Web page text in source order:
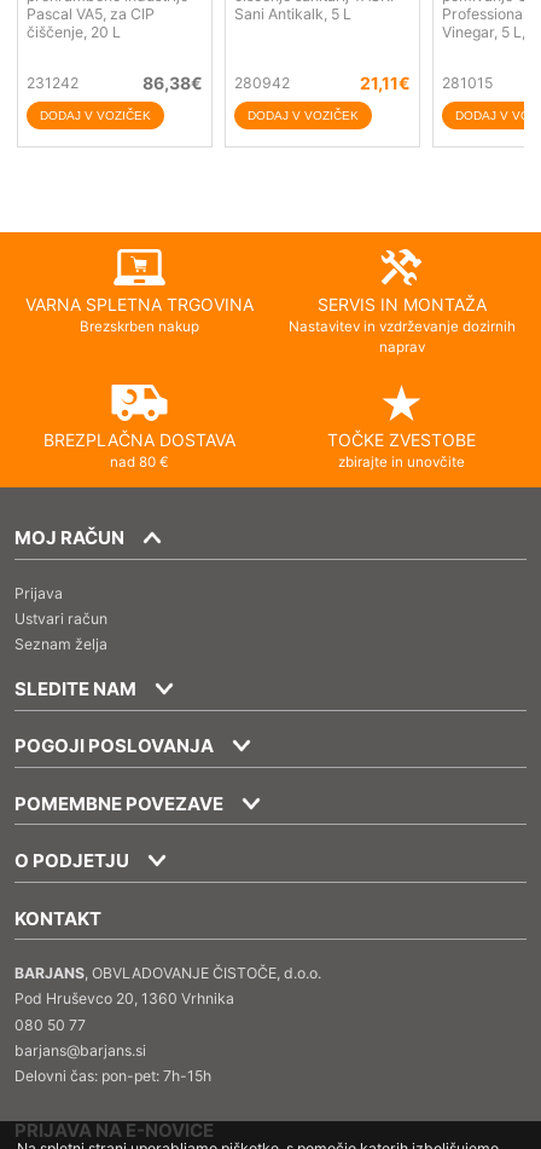
Pascal VA5, za CIP
čiščenje, 20 L
231242 86,38€
Sani Antikalk, 5 L
280942 21,11€
Professional
Vinegar, 5 L,
281015
VARNA SPLETNA TRGOVINA
Brezskrben nakup
SERVIS IN MONTAŽA
Nastavitev in vzdrževanje dozirnih
naprav
BREZPLAČNA DOSTAVA
nad 80 €
TOČKE ZVESTOBE
zbirajte in unovčite
MOJ RAČUN
Prijava
Ustvari račun
Seznam želja
SLEDITE NAM
POGOJI POSLOVANJA
POMEMBNE POVEZAVE
O PODJETJU
KONTAKT
BARJANS, OBVLADOVANJE ČISTOČE, d.o.o.
Pod Hruševco 20, 1360 Vrhnika
080 50 77
barjans@barjans.si
Delovni čas: pon-pet: 7h-15h
PRIJAVA NA E-NOVICE